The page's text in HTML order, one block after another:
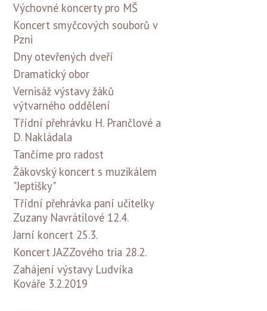
Výchovné koncerty pro MŠ
Koncert smyčcových souborů v
Pzni
Dny otevřených dveří
Dramatický obor
Vernisáž výstavy žáků
výtvarného oddělení
Třídní přehrávku H. Prančlové a
D. Nakládala
Tančíme pro radost
Žákovský koncert s muzikálem
"Jeptišky"
Třídní přehrávka paní učitelky
Zuzany Navrátilové 12.4.
Jarní koncert 25.3.
Koncert JAZZového tria 28.2.
Zahájení výstavy Ludvíka
Kováře 3.2.2019